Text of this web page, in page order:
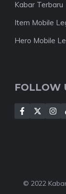
Kabar Terbaru
Item Mobile
Hero Mobile
FOLLOW
© 2022